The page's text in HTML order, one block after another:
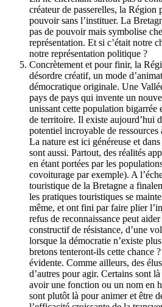
créateur de passerelles, la Région
pouvoir sans l’instituer. La
pas de pouvoir mais symbolise
représentation. Et si c’était notre
notre représentation politique ?
Concrètement et pour finir, la
désordre créatif, un mode
démocratique originale. Une
pays de pays qui invente un
unissant cette population bigarrée
de territoire. Il existe aujourd’hui
potentiel incroyable de
La nature est ici généreuse et
sont aussi. Partout, des réalités
en étant portées par les
covoiturage par exemple). A
touristique de la Bretagne a
les pratiques touristiques se
même, et ont fini par faire plier
refus de reconnaissance peut
constructif de résistance, d’une
lorsque la démocratie n’existe
bretons tenteront-ils cette chance
évidente. Comme ailleurs, des
d’autres pour agir. Certains sont
avoir une fonction ou un nom en
sont plutôt là pour animer et être